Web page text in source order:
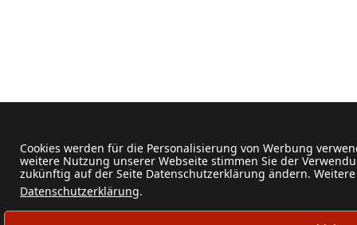
Cookies werden für die Personalisierung von Werbung
weitere Nutzung unserer Webseite stimmen Sie der
zukünftig auf der Seite Datenschutzerklärung ändern.
Datenschutzerklärung.